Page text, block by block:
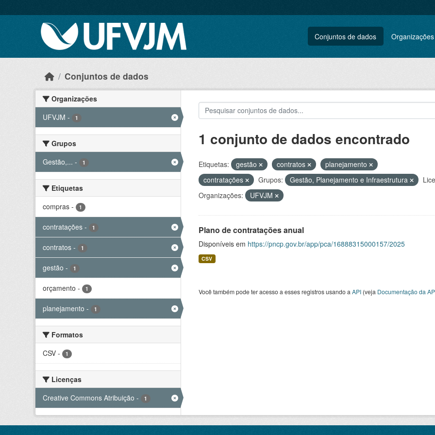
Conjuntos de dados Organizações
Conjuntos de dados
Organizações
UFVJM - 1
Grupos
Gestão,... - 1
Etiquetas
compras - 1
contratações - 1
contratos - 1
gestão - 1
orçamento - 1
planejamento - 1
Formatos
CSV - 1
Licenças
Creative Commons Atribuição - 1
1 conjunto de dados encontrado
Etiquetas: gestão contratos
planejamento
contratações
Grupos: Gestão, Planejamento e Infraestrutura
Organizações:
UFVJM
Plano de contratações anual
Disponíveis em https://pncp.gov.br/app/pca/16888315000157/2025
CSV
Você também pode ter acesso a esses registros usando a API(veja Documentação da